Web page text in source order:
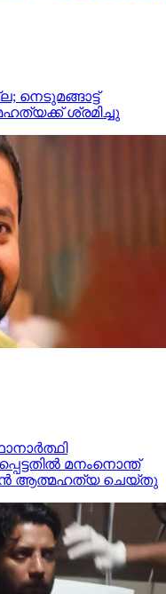
നെടുമങ്ങാട്ട്
ശ്രമിച്ചു
മനംനൊന്ത്
ആത്മഹത്യ ചെയ്തു